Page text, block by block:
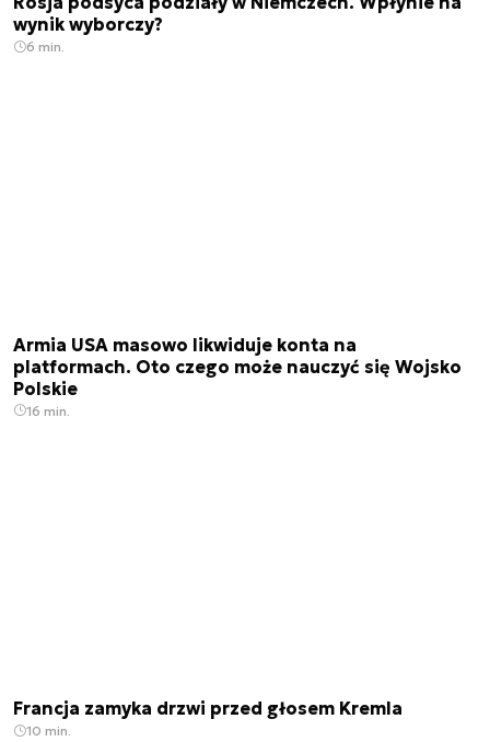
wynik wyborczy?
6 min.
Armia USA masowo likwiduje konta na
platformach. Oto czego może nauczyć się Wojsko
Polskie
16 min.
Francja zamyka drzwi przed głosem Kremla
10 min.